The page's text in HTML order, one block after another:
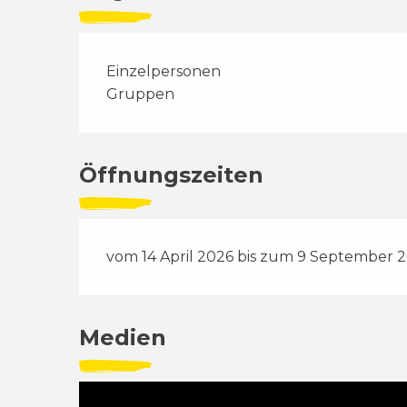
Einzelpersonen
Gruppen
Öffnungszeiten
vom 14 April 2026 bis zum 9 September
Medien